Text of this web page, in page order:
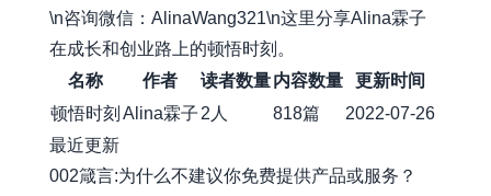
\n咨询微信：AlinaWang321\n这里分享Alina霖子
在成长和创业路上的顿悟时刻。
名称
作者 读者数量内容数量
更新时间
顿悟时刻 Alina霖子 2人 818篇
2022-07-26
最近更新
002箴言:为什么不建议你免费提供产品或服务？